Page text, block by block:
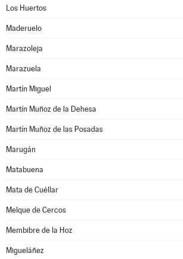
Los Huertos
Maderuelo
Marazoleja
Marazuela
Martín Miguel
Martín Muñoz de la Dehesa
Martín Muñoz de las Posadas
Marugán
Matabuena
Mata de Cuéllar
Melque de Cercos
Membibre de la Hoz
Migueláñez